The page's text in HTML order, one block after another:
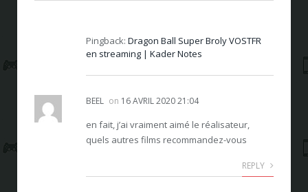
Pingback: Dragon Ball Super Broly VOSTFR
en streaming | Kader Notes
BEEL on 16 AVRIL 2020 21:04
en fait, j’ai vraiment aimé le réalisateur,
quels autres films recommandez-vous
REPLY